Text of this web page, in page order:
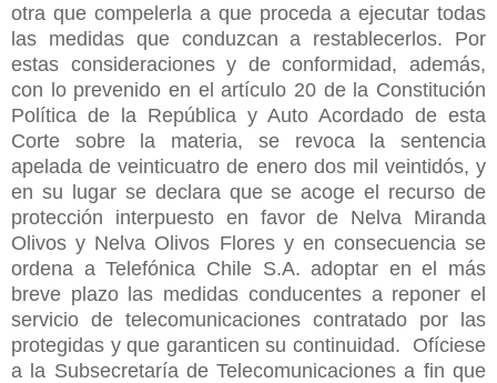
otra que compelerla a que proceda a ejecutar todas
las medidas que conduzcan a restablecerlos. Por
estas consideraciones y de conformidad, además,
con lo prevenido en el artículo 20 de la Constitución
Política de la República y Auto Acordado de esta
Corte sobre la materia, se revoca la sentencia
apelada de veinticuatro de enero dos mil veintidós, y
en su lugar se declara que se acoge el recurso de
protección interpuesto en favor de Nelva Miranda
Olivos y Nelva Olivos Flores y en consecuencia se
ordena a Telefónica Chile S.A. adoptar en el más
breve plazo las medidas conducentes a reponer el
servicio de telecomunicaciones contratado por las
protegidas y que garanticen su continuidad. Ofíciese
a la Subsecretaría de Telecomunicaciones a fin que